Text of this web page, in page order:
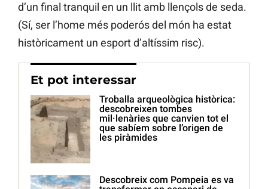
d’un final tranquil en un llit amb llençols de seda.
(Sí, ser l’home més poderós del món ha estat
històricament un esport d’altíssim risc).
Et pot interessar
Troballa arqueològica històrica:
descobreixen tombes
mil·lenàries que canvien tot el
que sabíem sobre l’origen de
les piràmides
Descobreix com Pompeia es va